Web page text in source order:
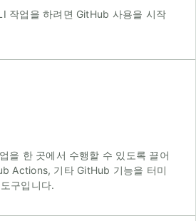
작업을 하려면 GitHub 사용을 시작
을 한 곳에서 수행할 수 있도록 끌어
Actions, 기타 GitHub 기능을 터미
구입니다.